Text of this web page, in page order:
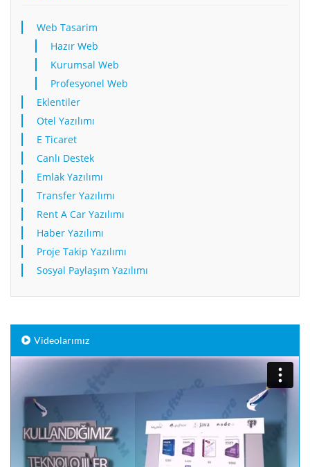
Web Tasarim
Hazır Web
Kurumsal Web
Profesyonel Web
Eklentiler
Otel Yazılımı
E Ticaret
Canlı Destek
Emlak Yazılımı
Transfer Yazılımı
Rent A Car Yazılımı
Haber Yazılımı
Proje Takip Yazılımı
Sosyal Paylaşım Yazılımı
Videolarımız